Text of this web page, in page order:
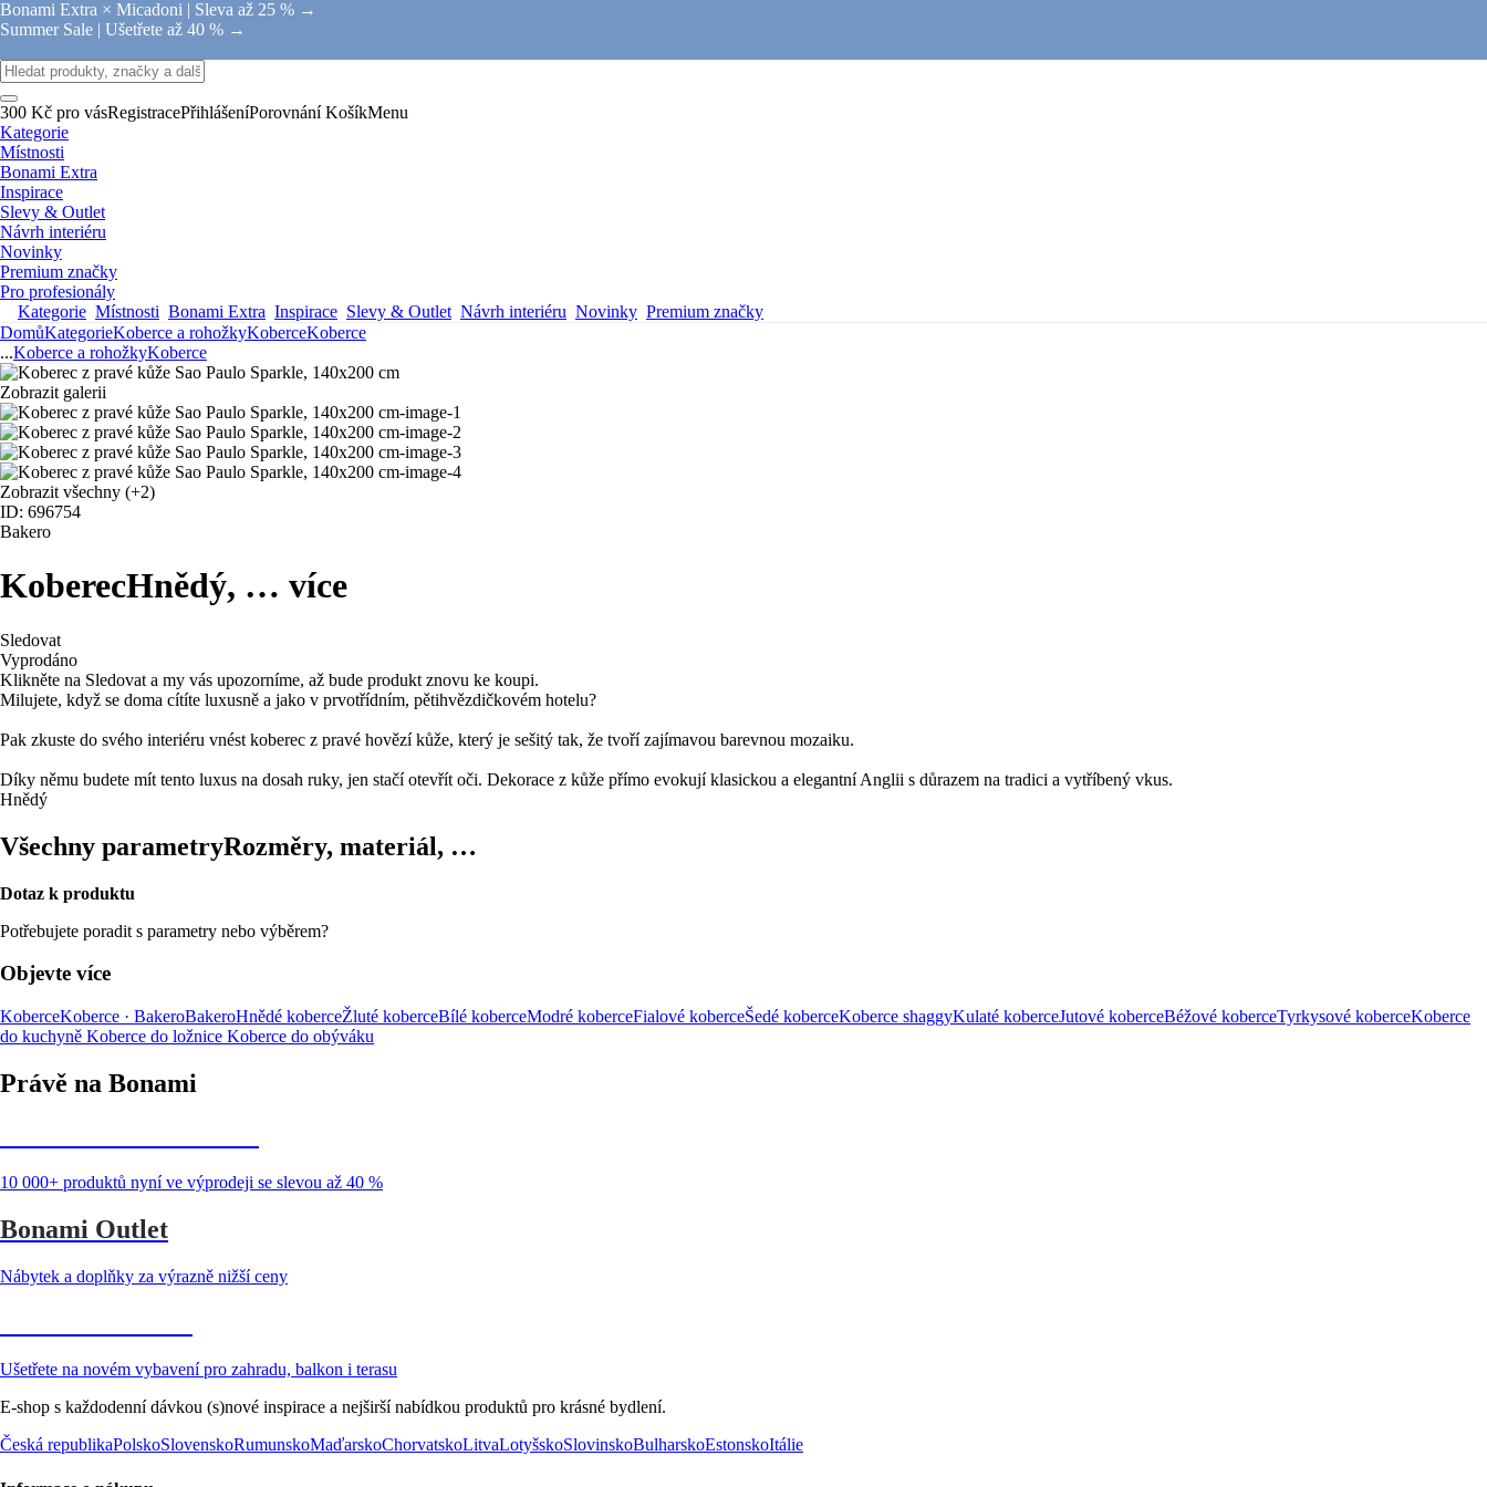
Bonami Extra × Micadoni | Sleva až 25 % →
Summer Sale | Ušetřete až 40 % →
300 Kč pro vásRegistracePřihlášeníPorovnání KošíkMenu
Kategorie
Místnosti
Bonami Extra
Inspirace
Slevy & Outlet
Návrh interiéru
Novinky
Premium značky
Pro profesionály
Kategorie Místnosti Bonami Extra Inspirace Slevy & Outlet Návrh interiéru Novinky Premium značky
DomůKategorieKoberce a rohožkyKoberceKoberce
...Koberce a rohožkyKoberce
Zobrazit galerii
Zobrazit všechny (+2)
ID: 696754
Bakero
KoberecHnědý, … více
Sledovat
Vyprodáno
Klikněte na Sledovat a my vás upozorníme, až bude produkt znovu ke koupi.
Milujete, když se doma cítíte luxusně a jako v prvotřídním, pětihvězdičkovém hotelu?
Pak zkuste do svého interiéru vnést koberec z pravé hovězí kůže, který je sešitý tak, že tvoří zajímavou barevnou mozaiku.
Díky němu budete mít tento luxus na dosah ruky, jen stačí otevřít oči. Dekorace z kůže přímo evokují klasickou a elegantní Anglii s důrazem na tradici a vytříbený vkus.
Hnědý
Všechny parametryRozměry, materiál, …
Dotaz k produktu
Potřebujete poradit s parametry nebo výběrem?
Objevte více
KoberceKoberce · BakeroBakeroHnědé koberceŽluté koberceBílé koberceModré koberceFialové koberceŠedé koberceKoberce shaggyKulaté koberceJutové koberceBéžové koberceTyrkysové koberceKoberce
do kuchyně Koberce do ložnice Koberce do obýváku
Právě na Bonami
10 000+ produktů nyní ve výprodeji se slevou až 40 %
Bonami Outlet
Nábytek a doplňky za výrazně nižší ceny
Ušetřete na novém vybavení pro zahradu, balkon i terasu
E-shop s každodenní dávkou (s)nové inspirace a nejširší nabídkou produktů pro krásné bydlení.
Česká republikaPolskoSlovenskoRumunskoMaďarskoChorvatskoLitvaLotyšskoSlovinskoBulharskoEstonskoItálie